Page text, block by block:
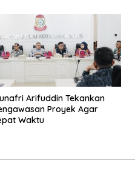
Arifuddin Tekankan
Proyek Agar
Waktu